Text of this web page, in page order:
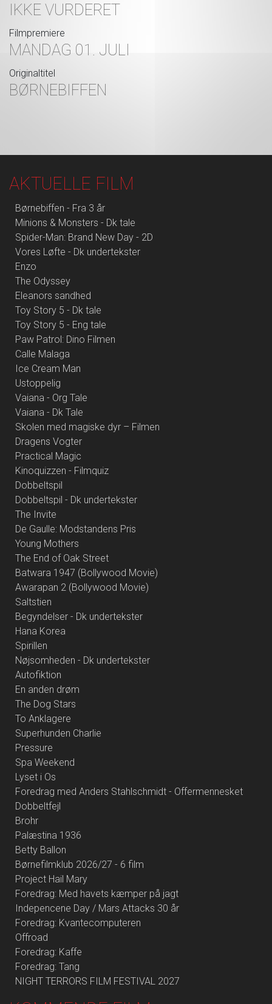
IKKE VURDERET
Filmpremiere
MANDAG 01. JULI
Originaltitel
BØRNEBIFFEN
AKTUELLE FILM
Børnebiffen - Fra 3 år
Minions & Monsters - Dk tale
Spider-Man: Brand New Day - 2D
Vores Løfte - Dk undertekster
Enzo
The Odyssey
Eleanors sandhed
Toy Story 5 - Dk tale
Toy Story 5 - Eng tale
Paw Patrol: Dino Filmen
Calle Malaga
Ice Cream Man
Ustoppelig
Vaiana - Org Tale
Vaiana - Dk Tale
Skolen med magiske dyr – Filmen
Dragens Vogter
Practical Magic
Kinoquizzen - Filmquiz
Dobbeltspil
Dobbeltspil - Dk undertekster
The Invite
De Gaulle: Modstandens Pris
Young Mothers
The End of Oak Street
Batwara 1947 (Bollywood Movie)
Awarapan 2 (Bollywood Movie)
Saltstien
Begyndelser - Dk undertekster
Hana Korea
Spirillen
Nøjsomheden - Dk undertekster
Autofiktion
En anden drøm
The Dog Stars
To Anklagere
Superhunden Charlie
Pressure
Spa Weekend
Lyset i Os
Foredrag med Anders Stahlschmidt - Offermennesket
Dobbeltfejl
Brohr
Palæstina 1936
Betty Ballon
Børnefilmklub 2026/27 - 6 film
Project Hail Mary
Foredrag: Med havets kæmper på jagt
Indepencene Day / Mars Attacks 30 år
Foredrag: Kvantecomputeren
Offroad
Foredrag: Kaffe
Foredrag: Tang
NIGHT TERRORS FILM FESTIVAL 2027